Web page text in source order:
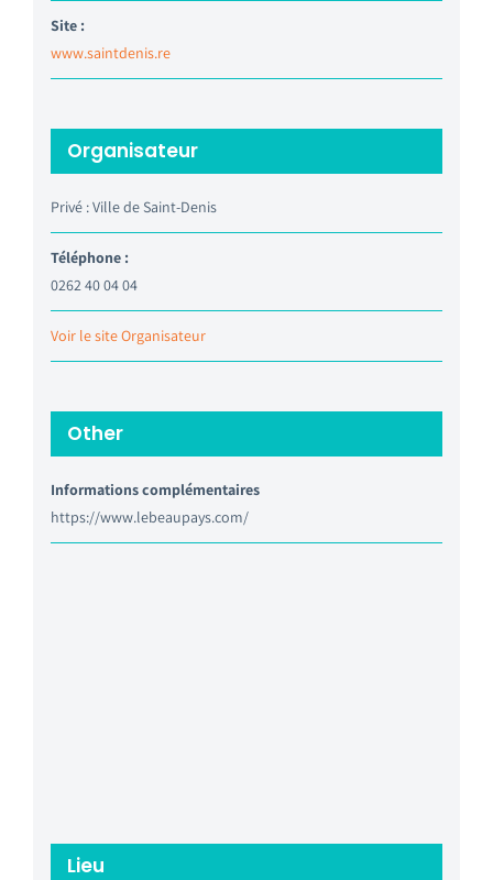
Site :
www.saintdenis.re
Organisateur
Privé : Ville de Saint-Denis
Téléphone :
0262 40 04 04
Voir le site Organisateur
Other
Informations complémentaires
https://www.lebeaupays.com/
Lieu